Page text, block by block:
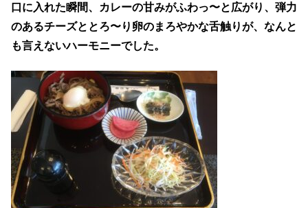
口に入れた瞬間、カレーの甘みがふわっ〜と広がり、弾力
のあるチーズととろ〜り卵のまろやかな舌触りが、なんと
も言えないハーモニーでした。